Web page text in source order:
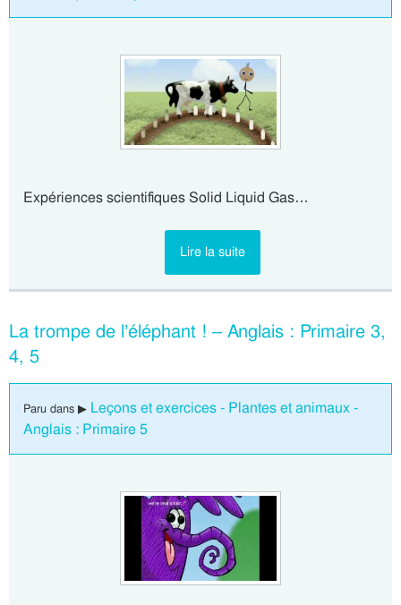
Expériences scientifiques Solid Liquid Gas…
Lire la suite
La trompe de l’éléphant ! – Anglais : Primaire 3,
4, 5
Paru dans ▶ Leçons et exercices - Plantes et animaux -
Anglais : Primaire 5